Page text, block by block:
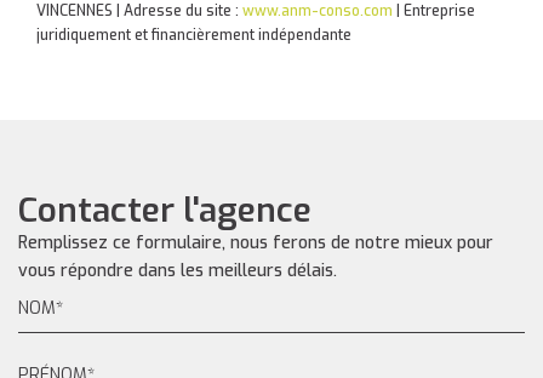
VINCENNES | Adresse du site : www.anm-conso.com
Entreprise
juridiquement et financièrement indépendante
Contacter l'agence
Remplissez ce formulaire, nous ferons de notre mieux pour
vous répondre dans les meilleurs délais.